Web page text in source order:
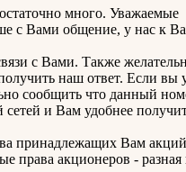
много. Уважаемые
с Вами общение, у нас к
с Вами. Также
наш ответ. Если вы
сообщить что данный
и Вам удобнее
принадлежащих Вам
права акционеров - разная